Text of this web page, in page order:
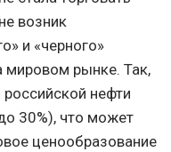
возник
и «черного»
мировом рынке. Так,
российской нефти
30%), что может
ценообразование